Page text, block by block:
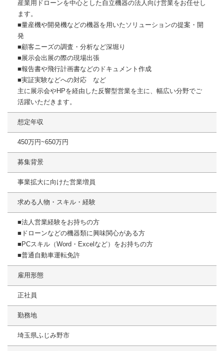
産業用ドローンを中心とした自立機器の法人向け営業をお任せし
ます。
■量産機や開発機などの機器を用いたソリューションの提案・開
発
■顧客ニーズの調査・分析など深堀り
■展示会出展の際の現場出張
■報告書や飛行計画書などのドキュメント作成
■実証実験などへの対応 など
主に展示会やHPを経由した反響型営業を主に、幅広い分野でご
活躍いただきます。
想定年収
450万円~650万円
募集背景
事業拡大に向けた営業増員
求める人物・スキル・経験
■法人営業経験をお持ちの方
■ドローンなどの機器類に興味関心がある方
■PCスキル（Word・Excelなど）をお持ちの方
■普通自動車運転免許
雇用形態
正社員
勤務地
埼玉県ふじみ野市